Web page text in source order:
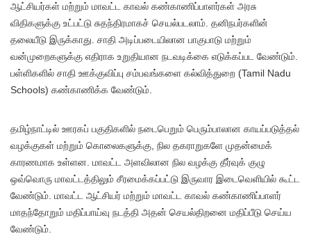
ஆட்சியர்கள் மற்றும் மாவட்ட காவல் கண்காணிப்பாளர்கள் அரசு
விதிகளுக்கு உட்பட்டு சுதந்திரமாகச் செயல்படலாம். தனிநபர்களின்
தலையீடு இருக்காது. சாதி அடிப்படையிலான பாகுபாடு மற்றும்
வன்முறைகளுக்கு எதிராக உறுதியான நடவடிக்கை எடுக்கப்பட வேண்டும்.
பள்ளிகளில் சாதி ஊக்குவிப்பு சம்பவங்களை கல்வித்துறை (Tamil Nadu
Schools) கண்காணிக்க வேண்டும்.
தமிழ்நாட்டில் ஊரகப் பகுதிகளில் நடைபெறும் பெரும்பாலான காயப்படுத்தல்
வழக்குகள் மற்றும் கொலைகளுக்கு, நில தகராறுகளே முதன்மைக்
காரணமாக உள்ளன. மாவட்ட அளவிலான நில வழக்கு தீர்வுக் குழு
ஒவ்வொரு மாவட்டத்திலும் சீரமைக்கப்பட்டு இருவார இடைவெளியில் கூட்ட
வேண்டும். மாவட்ட ஆட்சியர் மற்றும் மாவட்ட காவல் கண்காணிப்பாளர்
மாதந்தோறும் மதிப்பாய்வு நடத்தி அதன் செயல்திறனை மதிப்பீடு செய்ய
வேண்டும்.